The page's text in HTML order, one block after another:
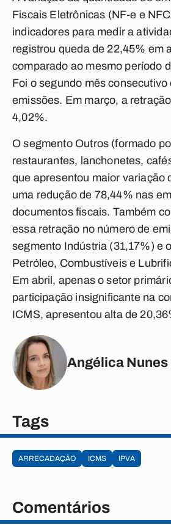
Fiscais Eletrônicas (NF-e e
indicadores para medir a
registrou queda de 22,45% em
comparado ao mesmo período
Foi o segundo mês consecutivo
emissões. Em março, a
4,02%.
O segmento Outros (formado
restaurantes, lanchonetes,
que apresentou maior variação
uma redução de 78,44% nas
documentos fiscais. Também
essa retração no número de
segmento Indústria (31,17%) e
Petróleo, Combustíveis e
Em abril, apenas o setor
participação insignificante na
ICMS, apresentou alta de
Angélica Nunes
Tags
ARRECADAÇÃO ICMS IPVA
Comentários